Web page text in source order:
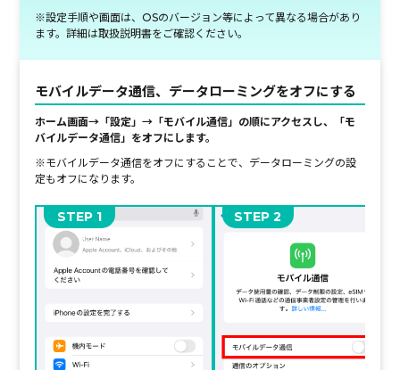
※設定手順や画面は、OSのバージョン等によって異なる場合があり
ます。詳細は取扱説明書をご確認ください。
モバイルデータ通信、データローミングをオフにする
ホーム画面→「設定」→「モバイル通信」の順にアクセスし、「モ
バイルデータ通信」をオフにします。
※モバイルデータ通信をオフにすることで、データローミングの設
定もオフになります。
STEP STEP